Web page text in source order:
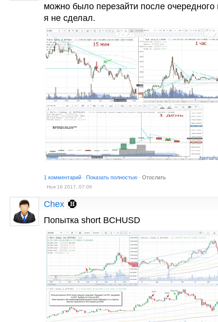
можно было перезайти после
я не сделал.
1 комментарий · Показать полностью · Отослать
Ноя 16 2017, 07:09
Chex
Попытка short BCHUSD